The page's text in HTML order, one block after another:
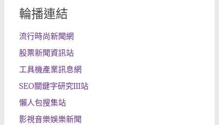
輪播連結
流行時尚新聞網
股票新聞資訊站
工具機產業訊息網
SEO關鍵字研究III站
懶人包搜集站
影視音樂娛樂新聞